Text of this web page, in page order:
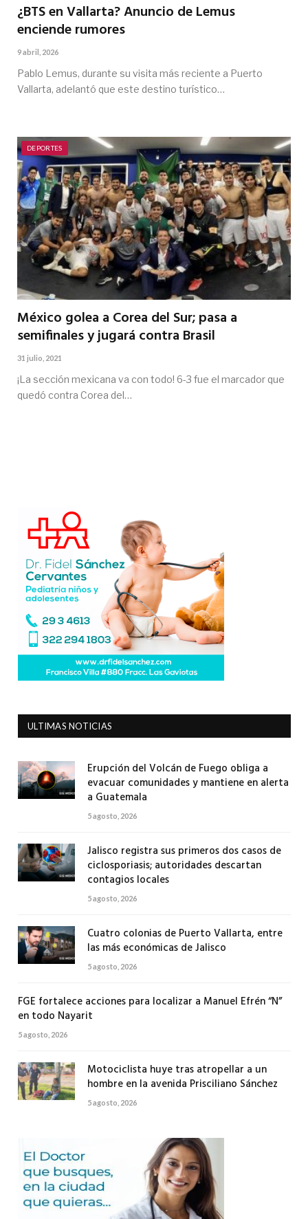
¿BTS en Vallarta? Anuncio de Lemus
enciende rumores
9 abril, 2026
Pablo Lemus, durante su visita más reciente a Puerto
Vallarta, adelantó que este destino turístico…
DEPORTES
México golea a Corea del Sur; pasa a
semifinales y jugará contra Brasil
31 julio, 2021
¡La sección mexicana va con todo! 6-3 fue el marcador que
quedó contra Corea del…
ULTIMAS NOTICIAS
Erupción del Volcán de Fuego obliga a
evacuar comunidades y mantiene en alerta
a Guatemala
5 agosto, 2026
Jalisco registra sus primeros dos casos de
ciclosporiasis; autoridades descartan
contagios locales
5 agosto, 2026
Cuatro colonias de Puerto Vallarta, entre
las más económicas de Jalisco
5 agosto, 2026
FGE fortalece acciones para localizar a Manuel Efrén “N”
en todo Nayarit
5 agosto, 2026
Motociclista huye tras atropellar a un
hombre en la avenida Prisciliano Sánchez
5 agosto, 2026